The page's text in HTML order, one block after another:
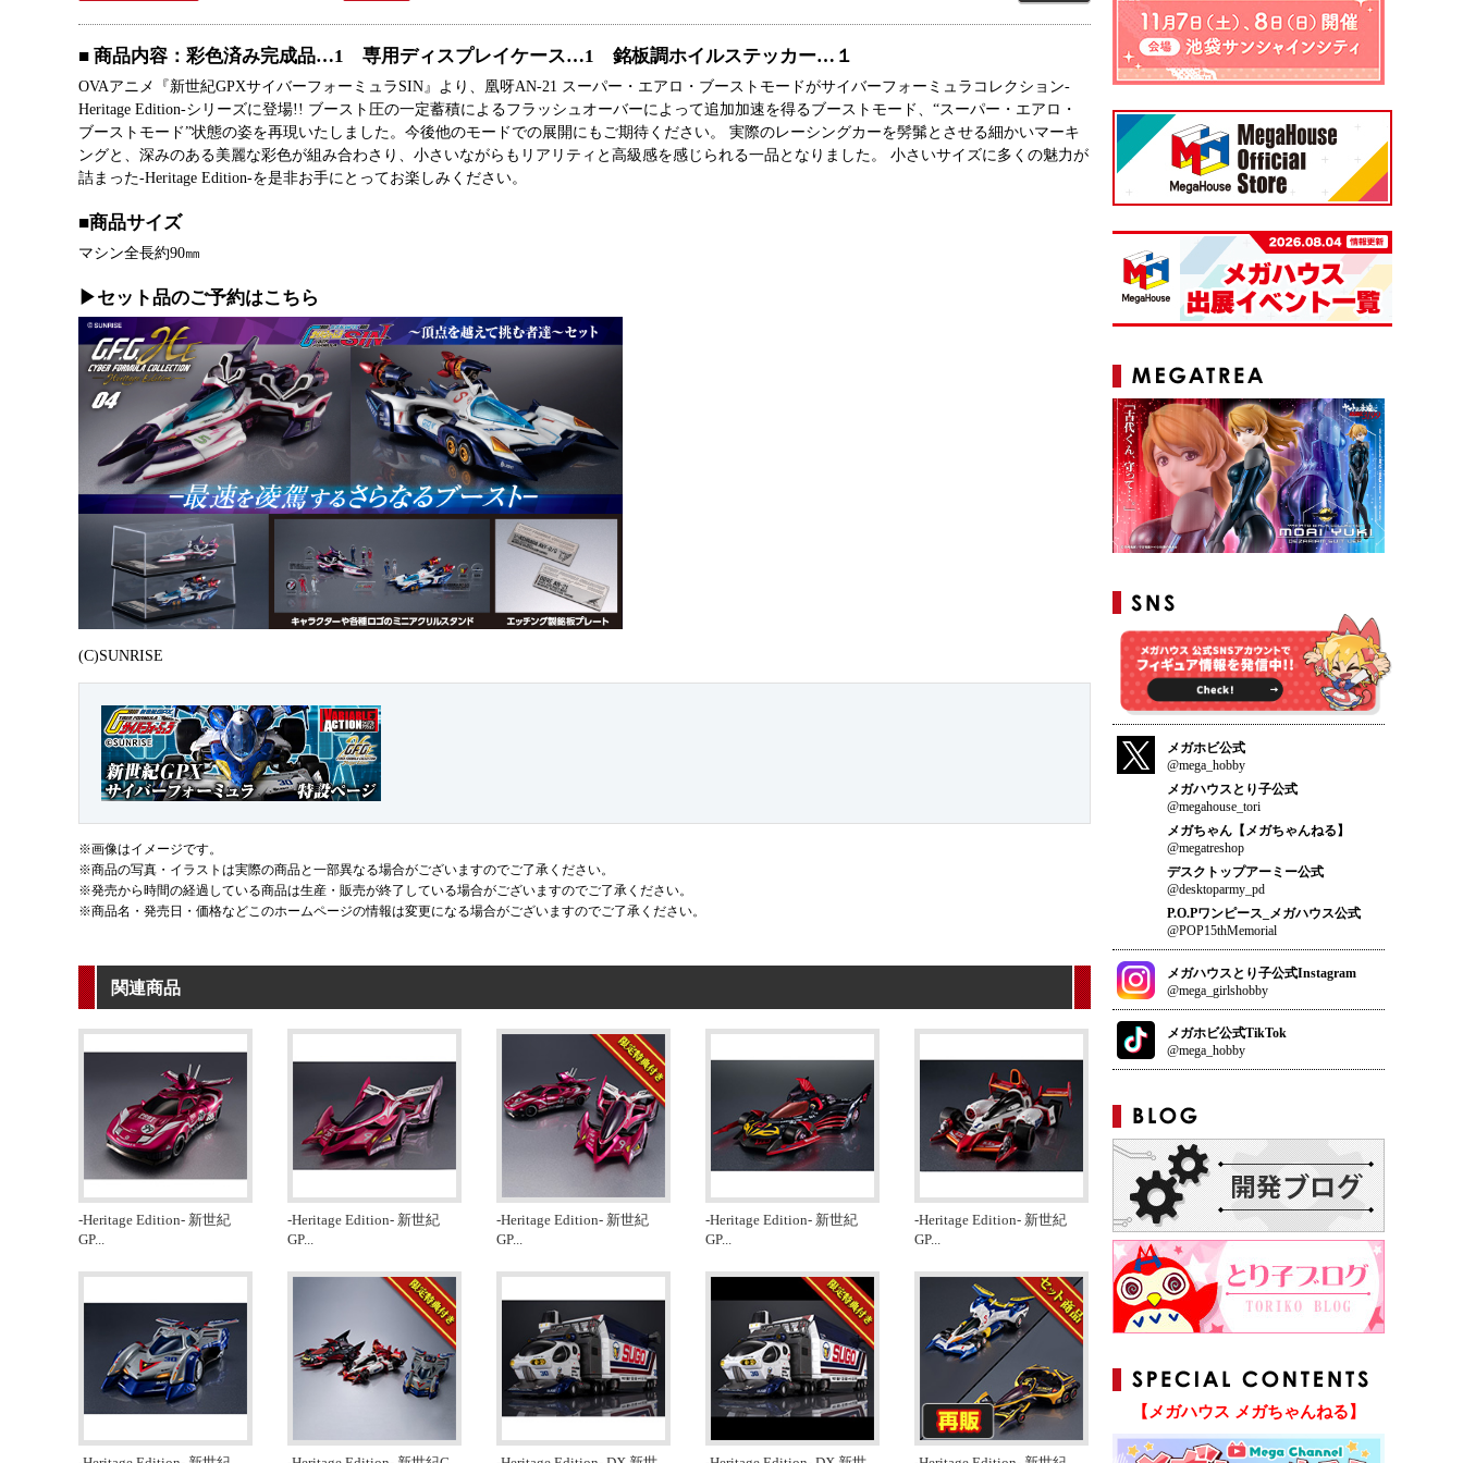
■ 商品内容：彩色済み完成品…1 専用ディスプレイケース…1 銘板調ホイルステッカー…１
OVAアニメ『新世紀GPXサイバーフォーミュラSIN』より、凰呀AN-21 スーパー・エアロ・ブーストモードがサイバーフォーミュラコレクション-
Heritage Edition-シリーズに登場!! ブースト圧の一定蓄積によるフラッシュオーバーによって追加加速を得るブーストモード、“スーパー・エアロ・
ブーストモード”状態の姿を再現いたしました。今後他のモードでの展開にもご期待ください。 実際のレーシングカーを髣髴とさせる細かいマーキ
ングと、深みのある美麗な彩色が組み合わさり、小さいながらもリアリティと高級感を感じられる一品となりました。 小さいサイズに多くの魅力が
詰まった-Heritage Edition-を是非お手にとってお楽しみください。
■商品サイズ
マシン全長約90㎜
▶セット品のご予約はこちら
(C)SUNRISE
※画像はイメージです。
※商品の写真・イラストは実際の商品と一部異なる場合がございますのでご了承ください。
※発売から時間の経過している商品は生産・販売が終了している場合がございますのでご了承ください。
※商品名・発売日・価格などこのホームページの情報は変更になる場合がございますのでご了承ください。
関連商品
-Heritage Edition- 新世紀
GP...
-Heritage Edition- 新世紀
GP...
-Heritage Edition- 新世紀
GP...
-Heritage Edition- 新世紀
GP...
-Heritage Edition- 新世紀
GP...
メガホビ公式
@mega_hobby
メガハウスとり子公式
@megahouse_tori
メガちゃん【メガちゃんねる】
@megatreshop
デスクトップアーミー公式
@desktoparmy_pd
P.O.Pワンピース_メガハウス公式
@POP15thMemorial
メガハウスとり子公式Instagram
@mega_girlshobby
メガホビ公式TikTok
@mega_hobby
【メガハウス メガちゃんねる】